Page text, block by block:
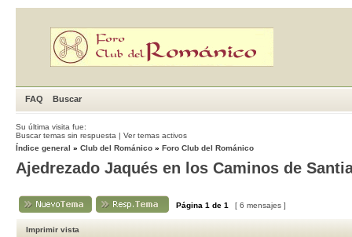
FAQ Buscar
Su última visita fue:
Buscar temas sin respuesta | Ver temas activos
Índice general » Club del Románico » Foro Club del Románico
Ajedrezado Jaqués en los Caminos de
Página 1 de 1 [ 6 mensajes ]
Imprimir vista